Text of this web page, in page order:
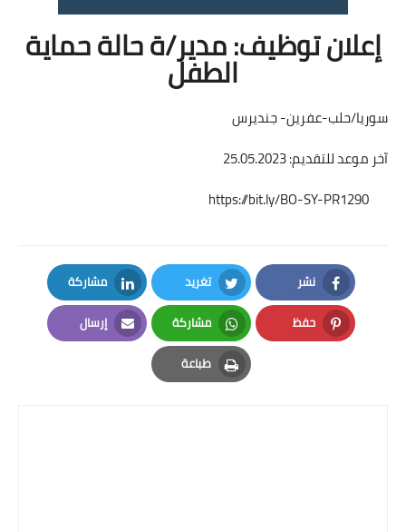
إعلان توظيف: مدير/ة حالة حماية
الطفل
سوريا/حلب-عفرين- جنديرس
آخر موعد للتقديم: 25.05.2023
https://bit.ly/BO-SY-PR1290
نشر
Facebook
تغريد
Twitter
مشاركة
LinkedIn
حفظ
Pinterest
مشاركة
Whatsapp
إرسال
Email
طباعة
Print